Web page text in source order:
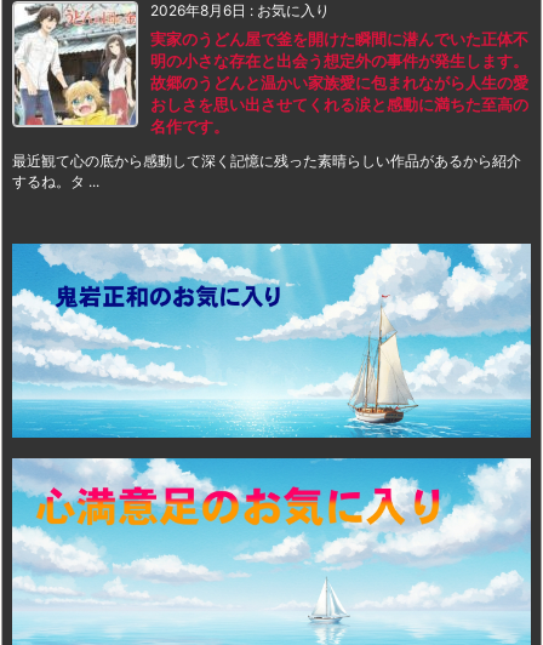
2026年8月6日 : お気に入り
実家のうどん屋で釜を開けた瞬間に潜んでいた正体不
明の小さな存在と出会う想定外の事件が発生します。
故郷のうどんと温かい家族愛に包まれながら人生の愛
おしさを思い出させてくれる涙と感動に満ちた至高の
名作です。
最近観て心の底から感動して深く記憶に残った素晴らしい作品があるから紹介
するね。タ ...